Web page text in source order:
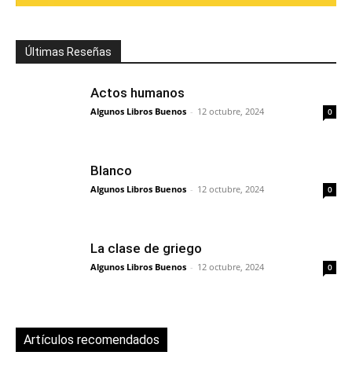
Últimas Reseñas
Actos humanos
Algunos Libros Buenos - 12 octubre, 2024 0
Blanco
Algunos Libros Buenos - 12 octubre, 2024 0
La clase de griego
Algunos Libros Buenos - 12 octubre, 2024 0
Artículos recomendados